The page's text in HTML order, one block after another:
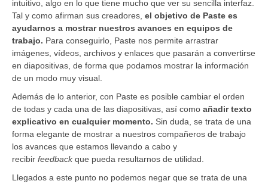
intuitivo, algo en lo que tiene mucho que ver su sencilla interfaz.
Tal y como afirman sus creadores, el objetivo de Paste es
ayudarnos a mostrar nuestros avances en equipos de
trabajo. Para conseguirlo, Paste nos permite arrastrar
imágenes, vídeos, archivos y enlaces que pasarán a convertirse
en diapositivas, de forma que podamos mostrar la información
de un modo muy visual.
Además de lo anterior, con Paste es posible cambiar el orden
de todas y cada una de las diapositivas, así como añadir texto
explicativo en cualquier momento. Sin duda, se trata de una
forma elegante de mostrar a nuestros compañeros de trabajo
los avances que estamos llevando a cabo y
recibir feedbackque pueda resultarnos de utilidad.
Llegados a este punto no podemos negar que se trata de una